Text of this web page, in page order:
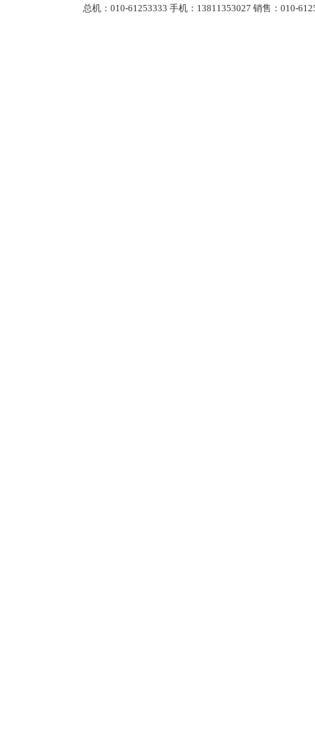
总机：010-61253333 手机：13811353027 销售：010-